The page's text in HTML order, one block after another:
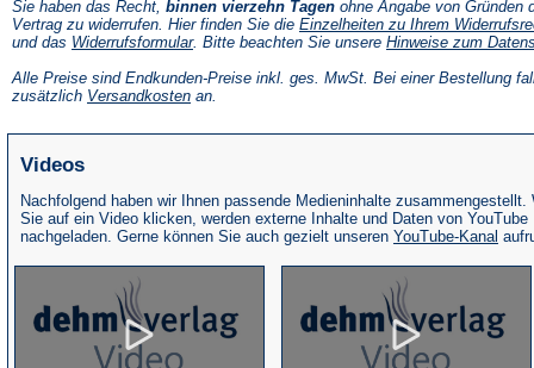
Sie haben das Recht, binnen vierzehn Tagen ohne Angabe von Gründen
Vertrag zu widerrufen. Hier finden Sie die Einzelheiten zu Ihrem
und das Widerrufsformular(Öffnet
einem
neuen
. Bitte beachten Sie unsere Hinweise zum
Alle Preise sind Endkunden-Preise inkl. ges. MwSt. Bei einer Bestellung
zusätzlich Versandkosten(Öffnet
an.
Videos
Nachfolgend haben wir Ihnen passende Medieninhalte zusammengestellt.
Sie auf ein Video klicken, werden externe Inhalte und Daten von YouTube
nachgeladen. Gerne können Sie auch gezielt unseren YouTube-Kanal